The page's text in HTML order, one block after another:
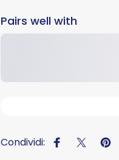
Pairs well with
Condividi: Condividi su
Twitta